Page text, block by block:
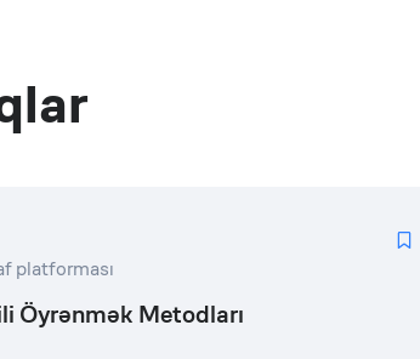
platforması
Öyrənmək Metodları